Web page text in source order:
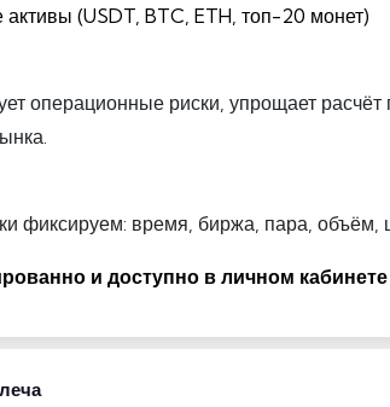
(USDT, BTC, ETH, топ-20 монет)
операционные риски, упрощает
фиксируем: время, биржа, пара, объём,
и доступно в личном